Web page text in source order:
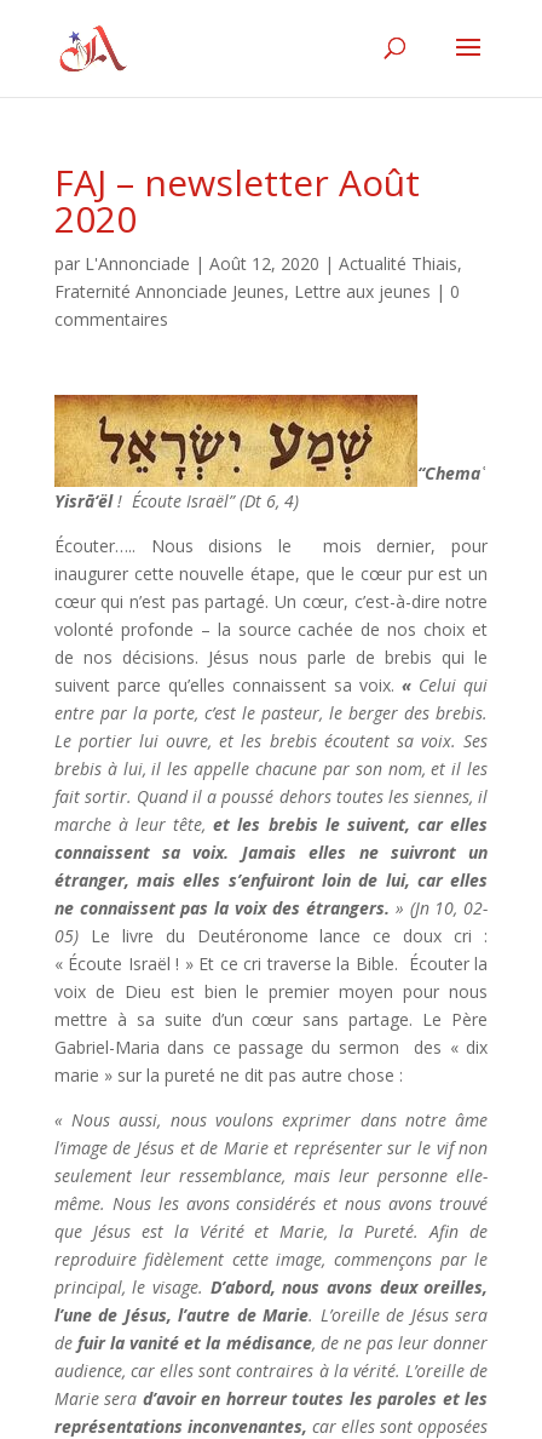
FAJ – newsletter Août
2020
par L'Annonciade | Août 12, 2020 | Actualité Thiais,
Fraternité Annonciade Jeunes, Lettre aux jeunes | 0
commentaires
“Chemaʿ
Yisrā‘ël! Écoute Israël” (Dt 6, 4)
Écouter….. Nous disions le mois dernier, pour
inaugurer cette nouvelle étape, que le cœur pur est un
cœur qui n’est pas partagé. Un cœur, c’est-à-dire notre
volonté profonde – la source cachée de nos choix et
de nos décisions. Jésus nous parle de brebis qui le
suivent parce qu’elles connaissent sa voix.« Celui qui
entre par la porte, c’est le pasteur, le berger des brebis.
Le portier lui ouvre, et les brebis écoutent sa voix. Ses
brebis à lui, il les appelle chacune par son nom, et il les
fait sortir. Quand il a poussé dehors toutes les siennes, il
marche à leur tête,et les brebis le suivent, car elles
connaissent sa voix. Jamais elles ne suivront un
étranger, mais elles s’enfuiront loin de lui, car elles
ne connaissent pas la voix des étrangers. » (Jn 10, 02-
05) Le livre du Deutéronome lance ce doux cri :
« Écoute Israël ! » Et ce cri traverse la Bible. Écouter la
voix de Dieu est bien le premier moyen pour nous
mettre à sa suite d’un cœur sans partage. Le Père
Gabriel-Maria dans ce passage du sermon des « dix
marie » sur la pureté ne dit pas autre chose :
« Nous aussi, nous voulons exprimer dans notre âme
l’image de Jésus et de Marie et représenter sur le vif non
seulement leur ressemblance, mais leur personne elle-
même. Nous les avons considérés et nous avons trouvé
que Jésus est la Vérité et Marie, la Pureté. Afin de
reproduire fidèlement cette image, commençons par le
principal, le visage. D’abord, nous avons deux oreilles,
l’une de Jésus, l’autre de Marie. L’oreille de Jésus sera
de fuir la vanité et la médisance, de ne pas leur donner
audience, car elles sont contraires à la vérité. L’oreille de
Marie sera d’avoir en horreur toutes les paroles et les
représentations inconvenantes, car elles sont opposées